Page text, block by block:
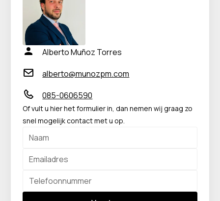
Alberto Muñoz Torres
alberto@munozpm.com
085-0606590
Of vult u hier het formulier in, dan nemen wij graag zo
snel mogelijk contact met u op.